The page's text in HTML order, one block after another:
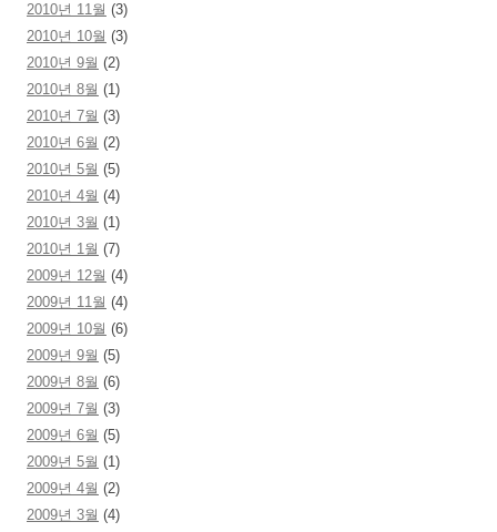
2010년 11월 (3)
2010년 10월 (3)
2010년 9월 (2)
2010년 8월 (1)
2010년 7월 (3)
2010년 6월 (2)
2010년 5월 (5)
2010년 4월 (4)
2010년 3월 (1)
2010년 1월 (7)
2009년 12월 (4)
2009년 11월 (4)
2009년 10월 (6)
2009년 9월 (5)
2009년 8월 (6)
2009년 7월 (3)
2009년 6월 (5)
2009년 5월 (1)
2009년 4월 (2)
2009년 3월 (4)